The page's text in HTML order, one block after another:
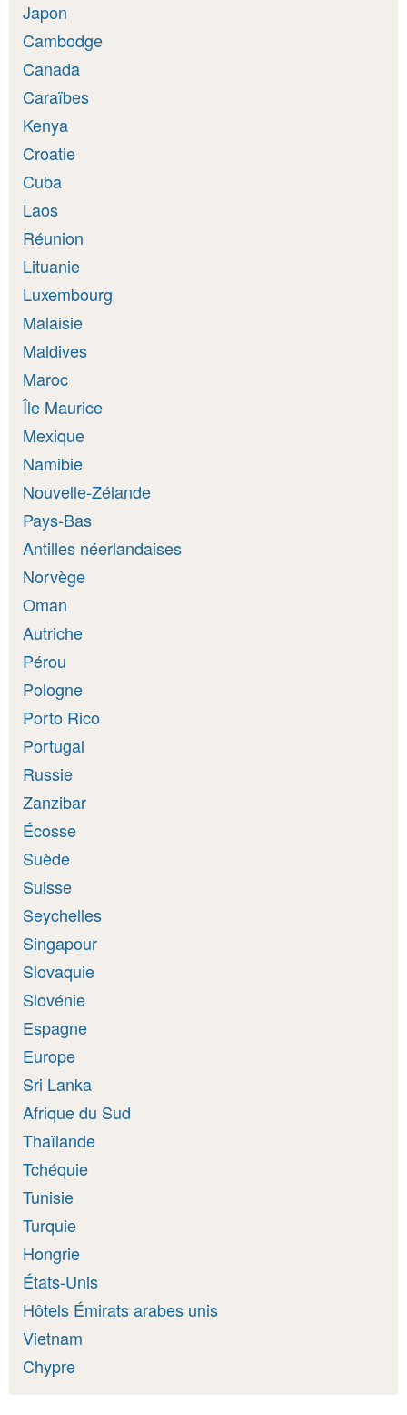
Japon
Cambodge
Canada
Caraïbes
Kenya
Croatie
Cuba
Laos
Réunion
Lituanie
Luxembourg
Malaisie
Maldives
Maroc
Île Maurice
Mexique
Namibie
Nouvelle-Zélande
Pays-Bas
Antilles néerlandaises
Norvège
Oman
Autriche
Pérou
Pologne
Porto Rico
Portugal
Russie
Zanzibar
Écosse
Suède
Suisse
Seychelles
Singapour
Slovaquie
Slovénie
Espagne
Europe
Sri Lanka
Afrique du Sud
Thaïlande
Tchéquie
Tunisie
Turquie
Hongrie
États-Unis
Hôtels Émirats arabes unis
Vietnam
Chypre